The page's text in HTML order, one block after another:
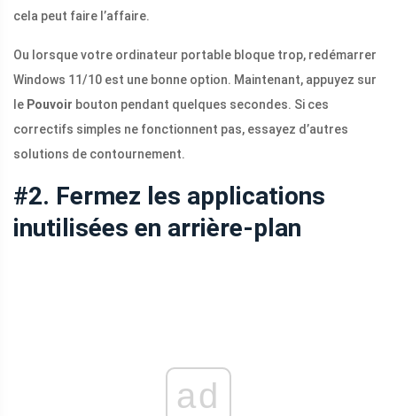
cela peut faire l’affaire.
Ou lorsque votre ordinateur portable bloque trop, redémarrer
Windows 11/10 est une bonne option. Maintenant, appuyez sur
le Pouvoir bouton pendant quelques secondes. Si ces
correctifs simples ne fonctionnent pas, essayez d’autres
solutions de contournement.
#2. Fermez les applications
inutilisées en arrière-plan
ad